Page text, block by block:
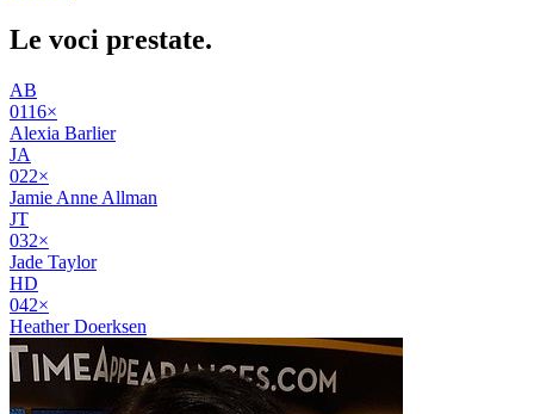
Le voci prestate.
AB
0116×
Alexia Barlier
JA
022×
Jamie Anne Allman
JT
032×
Jade Taylor
HD
042×
Heather Doerksen